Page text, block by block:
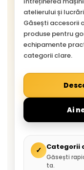
atelierului și
Găsești accesorii
produse pentru
echipamente
categorii clare.
Ai
✓ Categorii
Găsești
ta.